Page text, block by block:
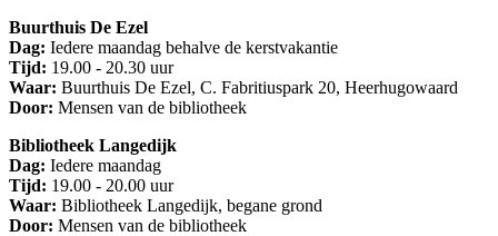
Buurthuis De Ezel
Dag: Iedere maandag behalve de kerstvakantie
Tijd: 19.00 - 20.30 uur
Waar: Buurthuis De Ezel, C. Fabritiuspark 20, Heerhugowaard
Door: Mensen van de bibliotheek
Bibliotheek Langedijk
Dag: Iedere maandag
Tijd: 19.00 - 20.00 uur
Waar: Bibliotheek Langedijk, begane grond
Door: Mensen van de bibliotheek